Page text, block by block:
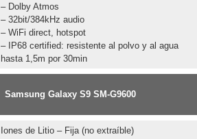
– Dolby Atmos
– 32bit/384kHz audio
– WiFi direct, hotspot
– IP68 certified: resistente al polvo y al agua
hasta 1,5m por 30min
Samsung Galaxy S9 SM-G9600
Iones de Litio – Fija (no extraíble)